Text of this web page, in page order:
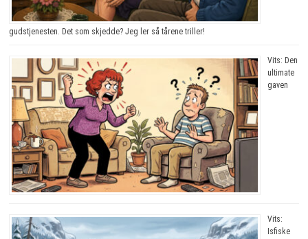
gudstjenesten. Det som skjedde? Jeg ler så tårene triller!
Vits: Den
ultimate
gaven
Vits:
Isfiske